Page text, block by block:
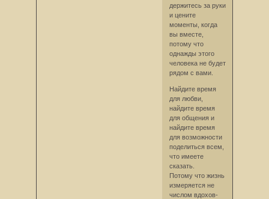
держитесь за руки
и цените
моменты, когда
вы вместе,
потому что
однажды этого
человека не будет
рядом с вами.
Найдите время
для любви,
найдите время
для общения и
найдите время
для возможности
поделиться всем,
что имеете
сказать.
Потому что жизнь
измеряется не
числом вдохов-